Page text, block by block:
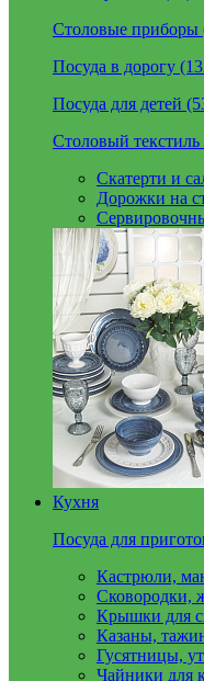
Столовые приборы
Посуда в дорогу
Посуда для детей
Столовый текстиль
Скатерти и
Дорожки на
Кухня
Посуда для
Кастрюли,
Сковородки,
Крышки для
Казаны,
Гусятницы,
Чайники для